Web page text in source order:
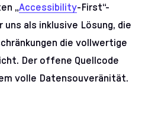
„Accessibility-First“-
als inklusive Lösung, die
die vollwertige
Der offene Quellcode
volle Datensouveränität.